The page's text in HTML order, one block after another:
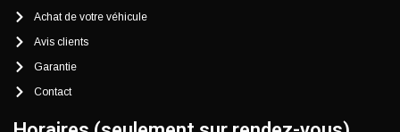
Achat de votre véhicule
Avis clients
Garantie
Contact